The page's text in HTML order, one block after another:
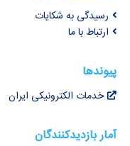
رسیدگی به شکایات
ارتباط با ما
پیوندها
خدمات الکترونیکی ایران
آمار بازدیدکنندگان